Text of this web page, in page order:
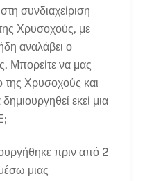
συνδιαχείριση
Χρυσοχούς, με
αναλάβει ο
Μπορείτε να μας
της Χρυσοχούς και
δημιουργηθεί εκεί μια
πριν από 2
μιας